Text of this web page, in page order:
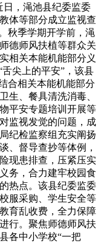
日，渑池县纪委监委
体等部分成立监视查
秋季学期开学前，渑
德师风扶植等群众关
相关本能机能部分义
尖上的平安”，该县
合相关本能机能部分
生、餐具清洗消毒、
平安专题培训开展等
监视发觉的问题，成
纪检监察组充实阐扬
、督导查抄等体例，
现患排查，压紧压实
务，合力建牢校园食
热点。该县纪委监委
服采购、学生安全等
育乱收费，全力保障
行。聚焦师德师风扶
各中小学校“一把